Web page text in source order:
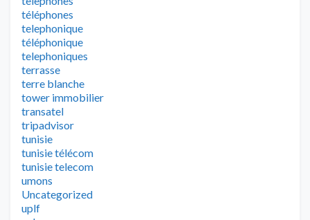
téléphones
telephonique
téléphonique
telephoniques
terrasse
terre blanche
tower immobilier
transatel
tripadvisor
tunisie
tunisie télécom
tunisie telecom
umons
Uncategorized
uplf